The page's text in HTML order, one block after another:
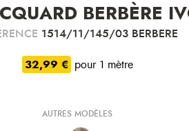
BERBÈRE
1514/11/145/03 BERBERE
32,99 € pour 1 mètre
AUTRES MODÈLES